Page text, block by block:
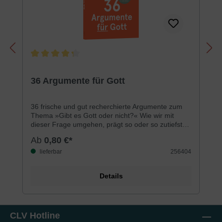
36 Argumente für Gott
36 frische und gut recherchierte Argumente zum
Thema »Gibt es Gott oder nicht?« Wie wir mit
dieser Frage umgehen, prägt so oder so zutiefst
überraschende Hinweise aus den Natur- und
Geisteswissenschaften, aus der Geschichte sowie
Schmunzeln über dich selbst und zum Neu-
Ab 0,80 €*
lieferbar 256404
Details
CLV Hotline